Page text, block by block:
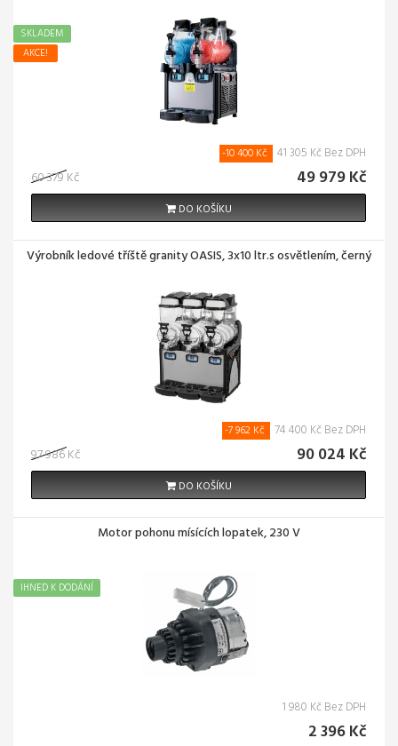
AKCE!
SKLADEM
60 379 Kč
-10 400 Kč 41 305 Kč Bez DPH
49 979 Kč
DO KOŠÍKU
Výrobník ledové tříště granity OASIS, 3x10 ltr.s osvětlením, černý
97 986 Kč
-7 962 Kč 74 400 Kč Bez DPH
90 024 Kč
DO KOŠÍKU
Motor pohonu mísících lopatek, 230 V
IHNED K DODÁNÍ
1 980 Kč Bez DPH
2 396 Kč